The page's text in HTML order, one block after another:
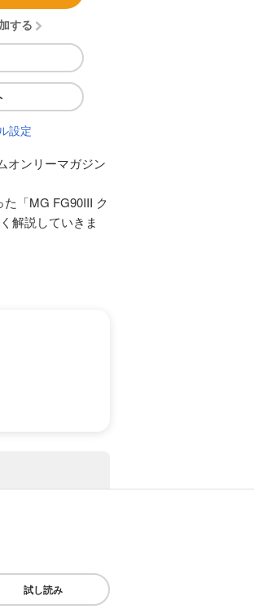
する
設定
オンリーマガジン
「MG FG90III ク
解説していきま
試し読み